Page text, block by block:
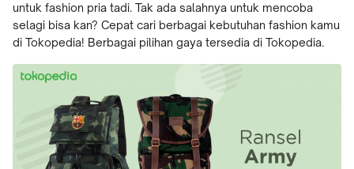
untuk fashion pria tadi. Tak ada salahnya untuk mencoba
selagi bisa kan? Cepat cari berbagai kebutuhan fashion kamu
di Tokopedia! Berbagai pilihan gaya tersedia di Tokopedia.